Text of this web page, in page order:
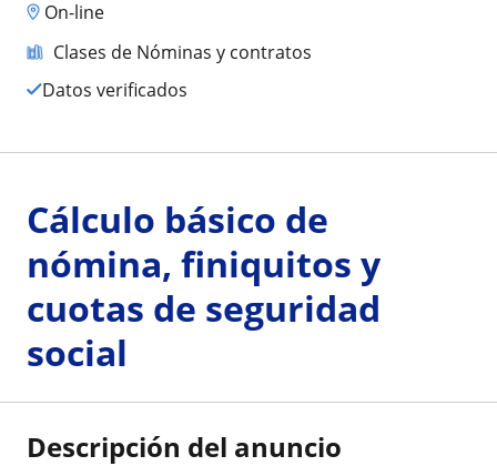
On-line
Clases de Nóminas y contratos
Datos verificados
Cálculo básico de
nómina, finiquitos y
cuotas de seguridad
social
Descripción del anuncio